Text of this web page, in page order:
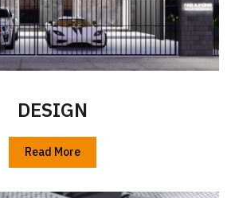
DESIGN
Read More